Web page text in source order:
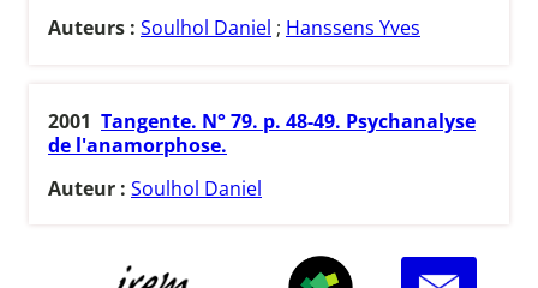
Auteurs : Soulhol Daniel ; Hanssens Yves
2001 Tangente. N° 79. p. 48-49. Psychanalyse
de l'anamorphose.
Auteur : Soulhol Daniel